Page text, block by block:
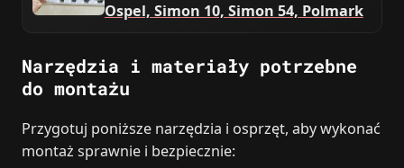
Ospel, Simon 10, Simon 54, Polmark
Narzędzia i materiały potrzebne
do montażu
Przygotuj poniższe narzędzia i osprzęt, aby wykonać
montaż sprawnie i bezpiecznie: